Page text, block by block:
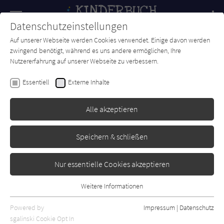
SUCHE Forum Charts Newsletter
José Jorge Letria
Der Krieg
Erschienen: August 2021 Bibliogr. Angaben
Datenschutzeinstellungen
Auf unserer Webseite werden Cookies verwendet. Einige davon werden
zwingend benötigt, während es uns andere ermöglichen, Ihre
Nutzererfahrung auf unserer Webseite zu verbessern.
Essentiell Externe Inhalte
Alle akzeptieren
Speichern & schließen
Nur essentielle Cookies akzeptieren
Essentielle Cookies werden für grundlegende Funktionen der
Webseite benötigt. Dadurch ist gewährleistet, dass die Webseite
Weitere Informationen
Powered by
sgalinski Cookie Opt In
Impressum | Datenschutz